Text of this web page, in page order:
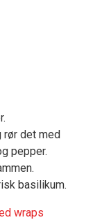
rør det med
pepper.
basilikum.
wraps